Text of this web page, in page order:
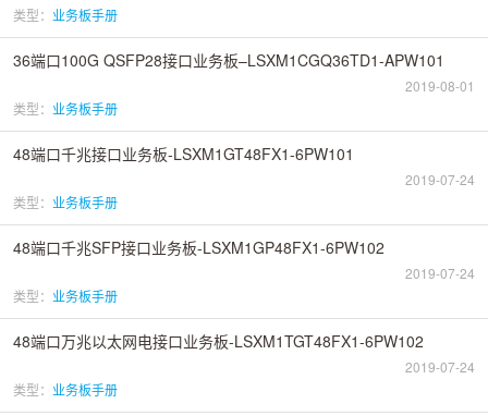
类型： 业务板手册
36端口100G QSFP28接口业务板–LSXM1CGQ36TD1-APW101
2019-08-01
类型： 业务板手册
48端口千兆接口业务板-LSXM1GT48FX1-6PW101
2019-07-24
类型： 业务板手册
48端口千兆SFP接口业务板-LSXM1GP48FX1-6PW102
2019-07-24
类型： 业务板手册
48端口万兆以太网电接口业务板-LSXM1TGT48FX1-6PW102
2019-07-24
类型： 业务板手册